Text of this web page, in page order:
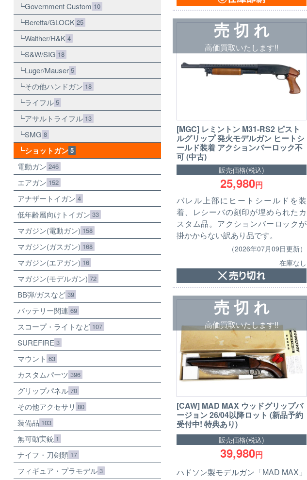
売 切 れ
高価買取いたします!!
[MGC] レミントン M31-RS2 ピスト
ルグリップ 発火モデルガン ヒートシ
ールド装着 アクションバーロック不
可 (中古)
販売価格(税込)
25,980円
バレル上部にヒートシールドを装
着、レシーバの刻印が埋められたカ
スタム品。アクションバーロックが
掛かからない訳あり品です。
（2026年07月09日更新）
在庫なし
売 切 れ
高価買取いたします!!
[CAW] MAD MAX ウッドグリップバ
ージョン 26/04以降ロット (新品予約
受付中! 特典あり)
販売価格(税込)
39,980円
ハドソン製モデルガン「MAD MAX」
Government Custom 10
Beretta/GLOCK 25
Walther/H&K 4
S&W/SIG 18
Luger/Mauser 5
その他ハンドガン 18
ライフル 5
アサルトライフル 13
SMG 8
ショットガン 5
電動ガン 246
エアガン 152
アナザートイガン 4
低年齢層向けトイガン 33
マガジン(電動ガン) 158
マガジン(ガスガン) 168
マガジン(エアガン) 16
マガジン(モデルガン) 72
BB弾/ガスなど 39
バッテリー関連 69
スコープ・ライトなど 107
SUREFIRE 3
マウント 63
カスタムパーツ 396
グリップパネル 70
その他アクセサリ 80
装備品 103
無可動実銃 1
ナイフ・刀剣類 17
フィギュア・プラモデル 3